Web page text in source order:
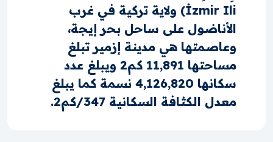
İzmir Ili) ولاية تركية في غرب
الأناضول على ساحل بحر إيجة،
وعاصمتها هي مدينة إزمير تبلغ
مساحتها 11,891 كم2 ويبلغ عدد
سكانها 4,126,820 نسمة كما يبلغ
معدل الكثافة السكانية 347/كم2.